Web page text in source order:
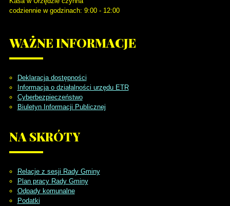
codziennie w godzinach: 9:00 - 12:00
WAŻNEINFORMACJE
Deklaracja dostępności
Informacja o działalności urzędu ETR
Cyberbezpieczeństwo
Biuletyn Informacji Publicznej
NA SKRÓTY
Relacje z sesji Rady Gminy
Plan pracy Rady Gminy
Odpady komunalne
Podatki